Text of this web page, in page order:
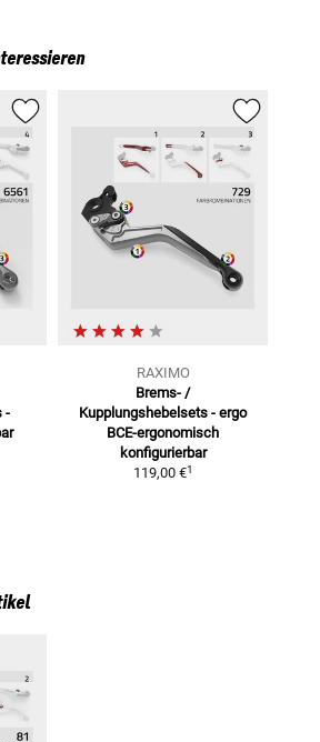
-
RAXIMO
Brems- /
Kupplungshebelsets - ergo
BCE-ergonomisch
konfigurierbar
119,00 €1